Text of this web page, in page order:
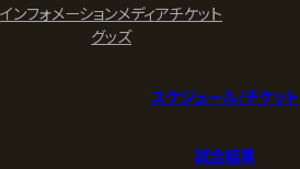
インフォメーションメディアチケット
グッズ
スケジュール/チケット
試合結果